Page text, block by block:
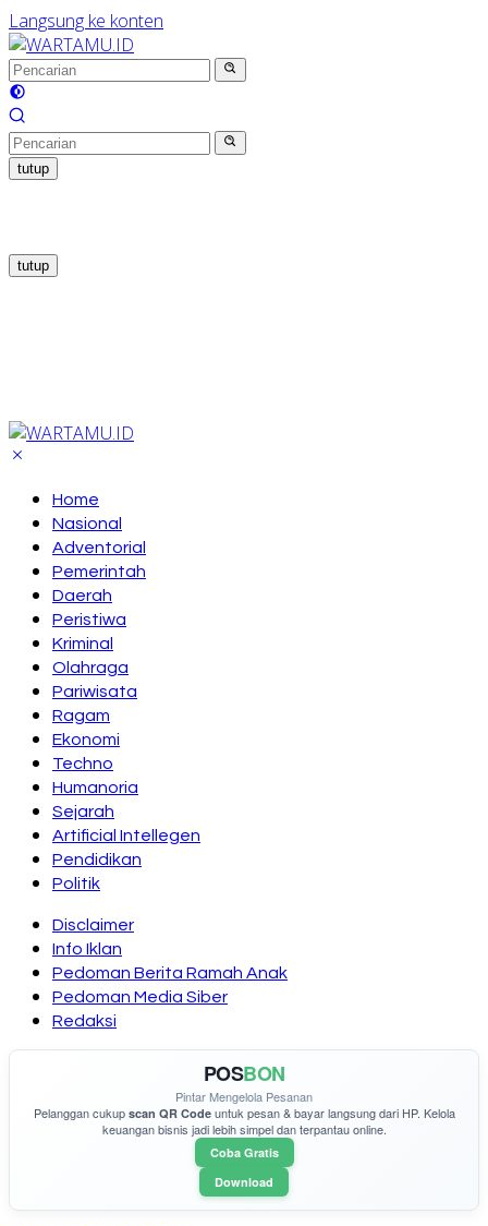
Langsung ke konten
tutup
tutup
Home
Nasional
Adventorial
Pemerintah
Daerah
Peristiwa
Kriminal
Olahraga
Pariwisata
Ragam
Ekonomi
Techno
Humanoria
Sejarah
Artificial Intellegen
Pendidikan
Politik
Disclaimer
Info Iklan
Pedoman Berita Ramah Anak
Pedoman Media Siber
Redaksi
POSBON
Pintar Mengelola Pesanan
Pelanggan cukup scan QR Codeuntuk pesan & bayar langsung dari HP. Kelola
keuangan bisnis jadi lebih simpel dan terpantau online.
Coba Gratis
Download